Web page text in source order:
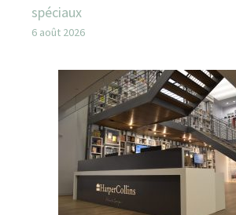
spéciaux
6 août 2026